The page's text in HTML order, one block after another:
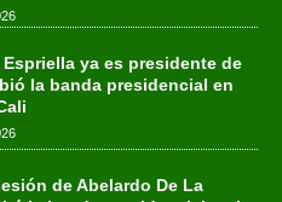
ya es presidente de
la banda presidencial en
de Abelardo De La